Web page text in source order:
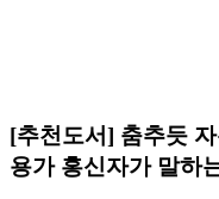
[추천도서] 춤추듯
용가 홍신자가 말하